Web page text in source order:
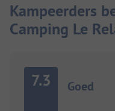
Kampeerders
Camping Le
7.3 Goed